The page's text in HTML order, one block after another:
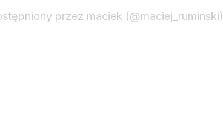
przez maciek (@maciej_ruminski)